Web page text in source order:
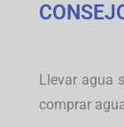
Llevar agua
comprar